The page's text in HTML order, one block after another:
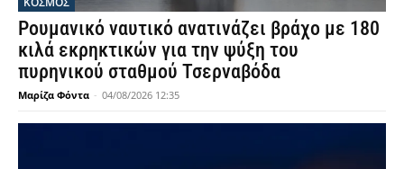
Ρουμανικό ναυτικό ανατινάζει βράχο με 180
κιλά εκρηκτικών για την ψύξη του
πυρηνικού σταθμού Τσερναβόδα
Μαρίζα Φόντα - 04/08/2026 12:35